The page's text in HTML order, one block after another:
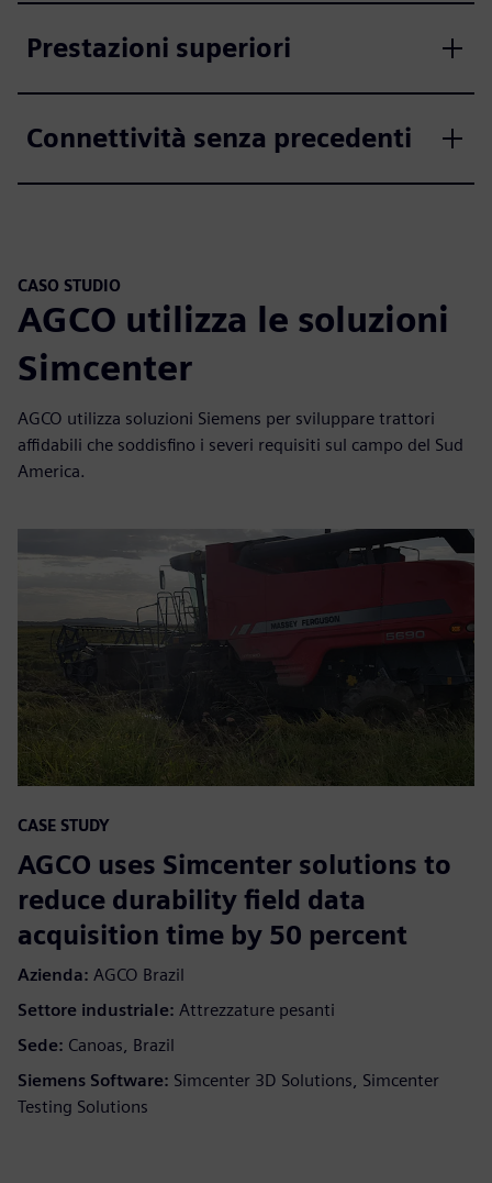
Prestazioni superiori
Connettività senza precedenti
CASO STUDIO
AGCO utilizza le soluzioni
Simcenter
AGCO utilizza soluzioni Siemens per sviluppare trattori
affidabili che soddisfino i severi requisiti sul campo del Sud
America.
CASE STUDY
AGCO uses Simcenter solutions to
reduce durability field data
acquisition time by 50 percent
Azienda: AGCO Brazil
Settore industriale: Attrezzature pesanti
Sede: Canoas, Brazil
Siemens Software: Simcenter 3D Solutions, Simcenter
Testing Solutions